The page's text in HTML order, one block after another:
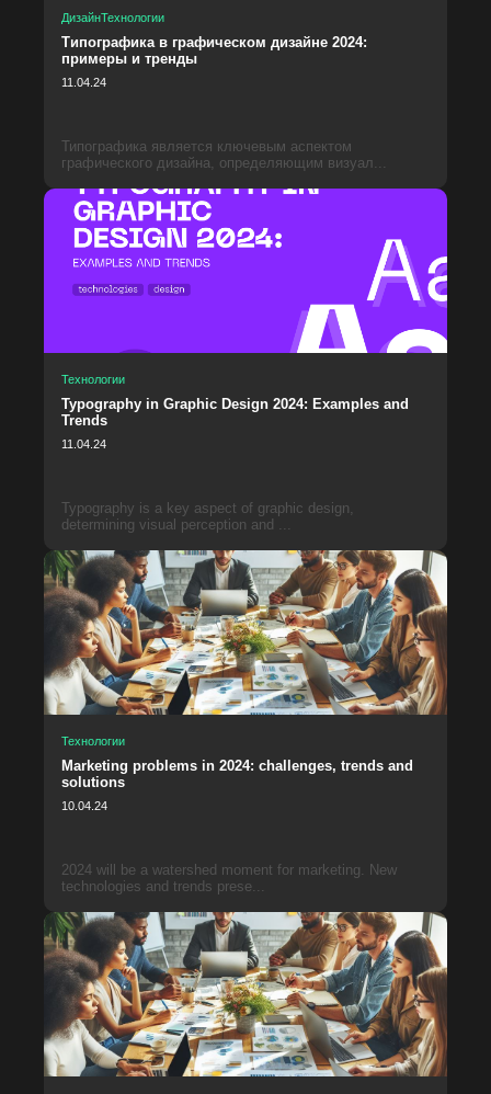
ДизайнТехнологии
Типографика в графическом дизайне 2024:
примеры и тренды
11.04.24
Типографика является ключевым аспектом
графического дизайна, определяющим визуал...
Технологии
Typography in Graphic Design 2024: Examples and
Trends
11.04.24
Typography is a key aspect of graphic design,
determining visual perception and ...
Технологии
Marketing problems in 2024: challenges, trends and
solutions
10.04.24
2024 will be a watershed moment for marketing. New
technologies and trends prese...